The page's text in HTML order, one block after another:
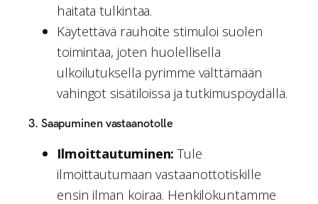
haitata tulkintaa.
Käytettävä rauhoite stimuloi suolen
toimintaa, joten huolellisella
ulkoilutuksella pyrimme välttämään
vahingot sisätiloissa ja tutkimuspöydällä.
3. Saapuminen vastaanotolle
Ilmoittautuminen: Tule
ilmoittautumaan vastaanottotiskille
ensin ilman koiraa. Henkilökuntamme